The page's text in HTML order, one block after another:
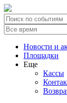
Новости и
Площадки
Еще
Кассы